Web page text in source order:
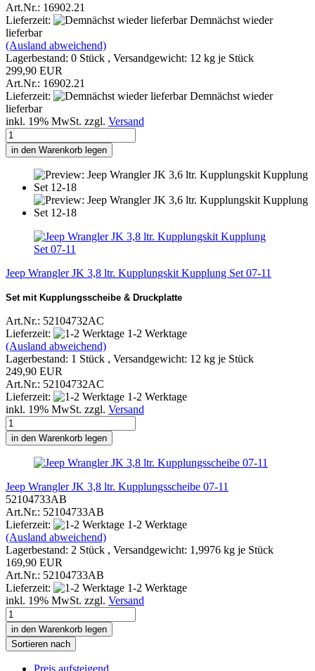
Art.Nr.: 16902.21
Lieferzeit:
Demnächst wieder
lieferbar
(Ausland abweichend)
Lagerbestand: 0 Stück , Versandgewicht: 12 kg je Stück
299,90 EUR
Art.Nr.: 16902.21
Lieferzeit:
Demnächst wieder
lieferbar
inkl. 19% MwSt. zzgl. Versand
in den Warenkorb legen
Jeep Wrangler JK 3,8 ltr. Kupplungskit Kupplung Set 07-11
Set mit Kupplungsscheibe & Druckplatte
Art.Nr.: 52104732AC
Lieferzeit:
1-2 Werktage
(Ausland abweichend)
Lagerbestand: 1 Stück , Versandgewicht: 12 kg je Stück
249,90 EUR
Art.Nr.: 52104732AC
Lieferzeit:
1-2 Werktage
inkl. 19% MwSt. zzgl. Versand
in den Warenkorb legen
Jeep Wrangler JK 3,8 ltr. Kupplungsscheibe 07-11
52104733AB
Art.Nr.: 52104733AB
Lieferzeit:
1-2 Werktage
(Ausland abweichend)
Lagerbestand: 2 Stück , Versandgewicht: 1,9976 kg je Stück
169,90 EUR
Art.Nr.: 52104733AB
Lieferzeit:
1-2 Werktage
inkl. 19% MwSt. zzgl. Versand
in den Warenkorb legen
Sortieren nach
Preis aufsteigend